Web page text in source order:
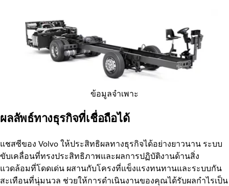
ข้อมูลจำเพาะ
ผลลัพธ์ทางธุรกิจที่เชื่อถือได้
แชสซีของ Volvo ให้ประสิทธิผลทางธุรกิจได้อย่างยาวนาน ระบบ
ขับเคลื่อนที่ทรงประสิทธิภาพและผลการปฏิบัติงานด้านสิ่ง
แวดล้อมที่โดดเด่น ผสานกับโครงที่แข็งแรงทนทานและระบบกัน
สะเทือนที่นุ่มนวล ช่วยให้การดำเนินงานของคุณได้รับผลกำไรเป็น